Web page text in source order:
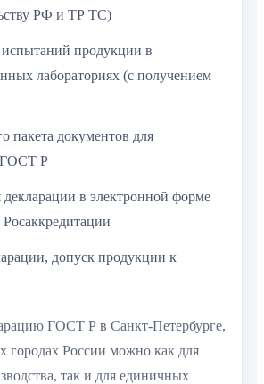
РФ и ТР ТС)
продукции в
лабораториях (с получением
пакета документов для
ГОСТ Р
декларации в электронной форме
допуск продукции к
ГОСТ Р в Санкт-Петербурге,
городах России можно как для
так и для единичных